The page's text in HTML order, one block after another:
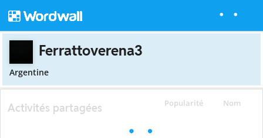
Ferrattoverena3
Argentine
Popularité Nom
Activités partagées